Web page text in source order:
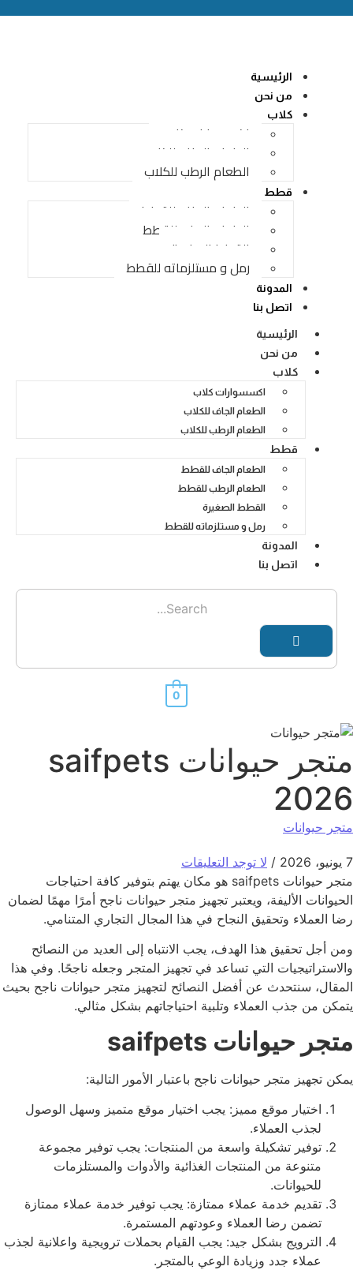
الرئيسية
من نحن
كلاب
اكسسوارات كلاب
الطعام الجاف للكلاب
الطعام الرطب للكلاب
قطط
الطعام الجاف للقطط
الطعام الرطب للقطط
القطط الصغيرة
رمل و مستلزماته للقطط
المدونة
اتصل بنا
الرئيسية
من نحن
كلاب
اكسسوارات كلاب
الطعام الجاف للكلاب
الطعام الرطب للكلاب
قطط
الطعام الجاف للقطط
الطعام الرطب للقطط
القطط الصغيرة
رمل و مستلزماته للقطط
المدونة
اتصل بنا
0
متجر حيوانات saifpets
2026
متجر حيوانات
7 يونيو، 2026 / لا توجد التعليقات
متجر حيوانات saifpets هو مكان يهتم بتوفير كافة احتياجات
الحيوانات الأليفة، ويعتبر تجهيز متجر حيوانات ناجح أمرًا مهمًا لضمان
رضا العملاء وتحقيق النجاح في هذا المجال التجاري المتنامي.
ومن أجل تحقيق هذا الهدف، يجب الانتباه إلى العديد من النصائح
والاستراتيجيات التي تساعد في تجهيز المتجر وجعله ناجحًا. وفي هذا
المقال، سنتحدث عن أفضل النصائح لتجهيز متجر حيوانات ناجح بحيث
يتمكن من جذب العملاء وتلبية احتياجاتهم بشكل مثالي.
متجر حيوانات saifpets
يمكن تجهيز متجر حيوانات ناجح باعتبار الأمور التالية:
اختيار موقع مميز: يجب اختيار موقع متميز وسهل الوصول
لجذب العملاء.
توفير تشكيلة واسعة من المنتجات: يجب توفير مجموعة
متنوعة من المنتجات الغذائية والأدوات والمستلزمات
للحيوانات.
تقديم خدمة عملاء ممتازة: يجب توفير خدمة عملاء ممتازة
تضمن رضا العملاء وعودتهم المستمرة.
الترويج بشكل جيد: يجب القيام بحملات ترويجية واعلانية لجذب
عملاء جدد وزيادة الوعي بالمتجر.